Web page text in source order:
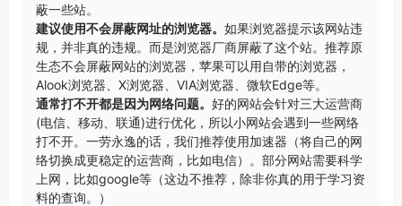
蔽一些站。
建议使用不会屏蔽网址的浏览器。 如果浏览器提示该网站违
规，并非真的违规。而是浏览器厂商屏蔽了这个站。推荐原
生态不会屏蔽网站的浏览器，苹果可以用自带的浏览器，
Alook浏览器
X浏览器 VIA浏览器 微软Edge等。
通常打不开都是因为网络问题。 好的网站会针对三大运营商
(电信、移动、联通)进行优化，所以小网站会遇到一些网络
打不开。一劳永逸的话，我们推荐使用加速器（将自己的网
络切换成更稳定的运营商，比如电信）。部分网站需要科学
上网，比如google等（这边不推荐，除非你真的用于学习资
料的查询。）